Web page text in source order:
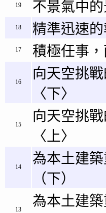
19 不景氣中
18 精準迅速
17 積極任事
16
向天空挑
〈下〉
15
向天空挑
〈上〉
14
為本土建
（下）
13
為本土建